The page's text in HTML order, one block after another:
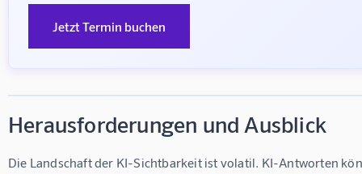
Jetzt Termin buchen
Herausforderungen und Ausblick
Die Landschaft der KI-Sichtbarkeit ist volatil. KI-Antworten